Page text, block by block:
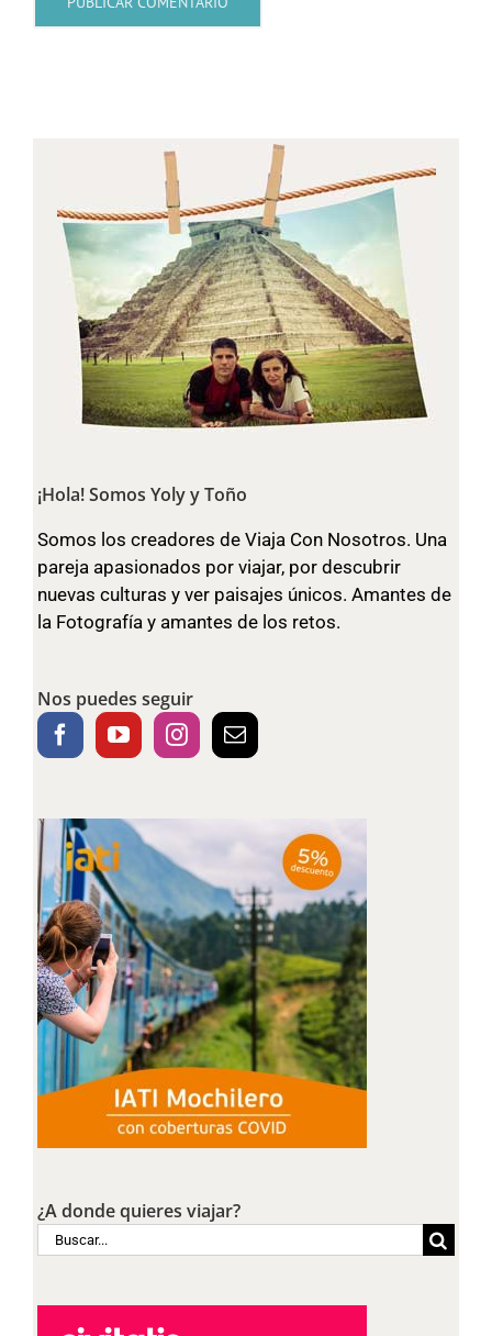
¡Hola! Somos Yoly y Toño
Somos los creadores de Viaja Con Nosotros. Una
pareja apasionados por viajar, por descubrir
nuevas culturas y ver paisajes únicos. Amantes de
la Fotografía y amantes de los retos.
Nos puedes seguir
¿A donde quieres viajar?
Buscar: